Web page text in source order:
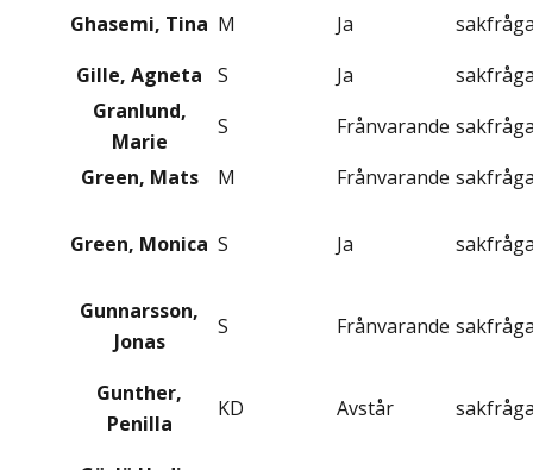
Ghasemi, Tina M Ja
Gille, Agneta
S Ja
Granlund,
Marie
S Frånvarande
Green, Mats
M Frånvarande
Green, Monica S Ja
Gunnarsson,
Jonas
S Frånvarande
Gunther,
Penilla
KD Avstår